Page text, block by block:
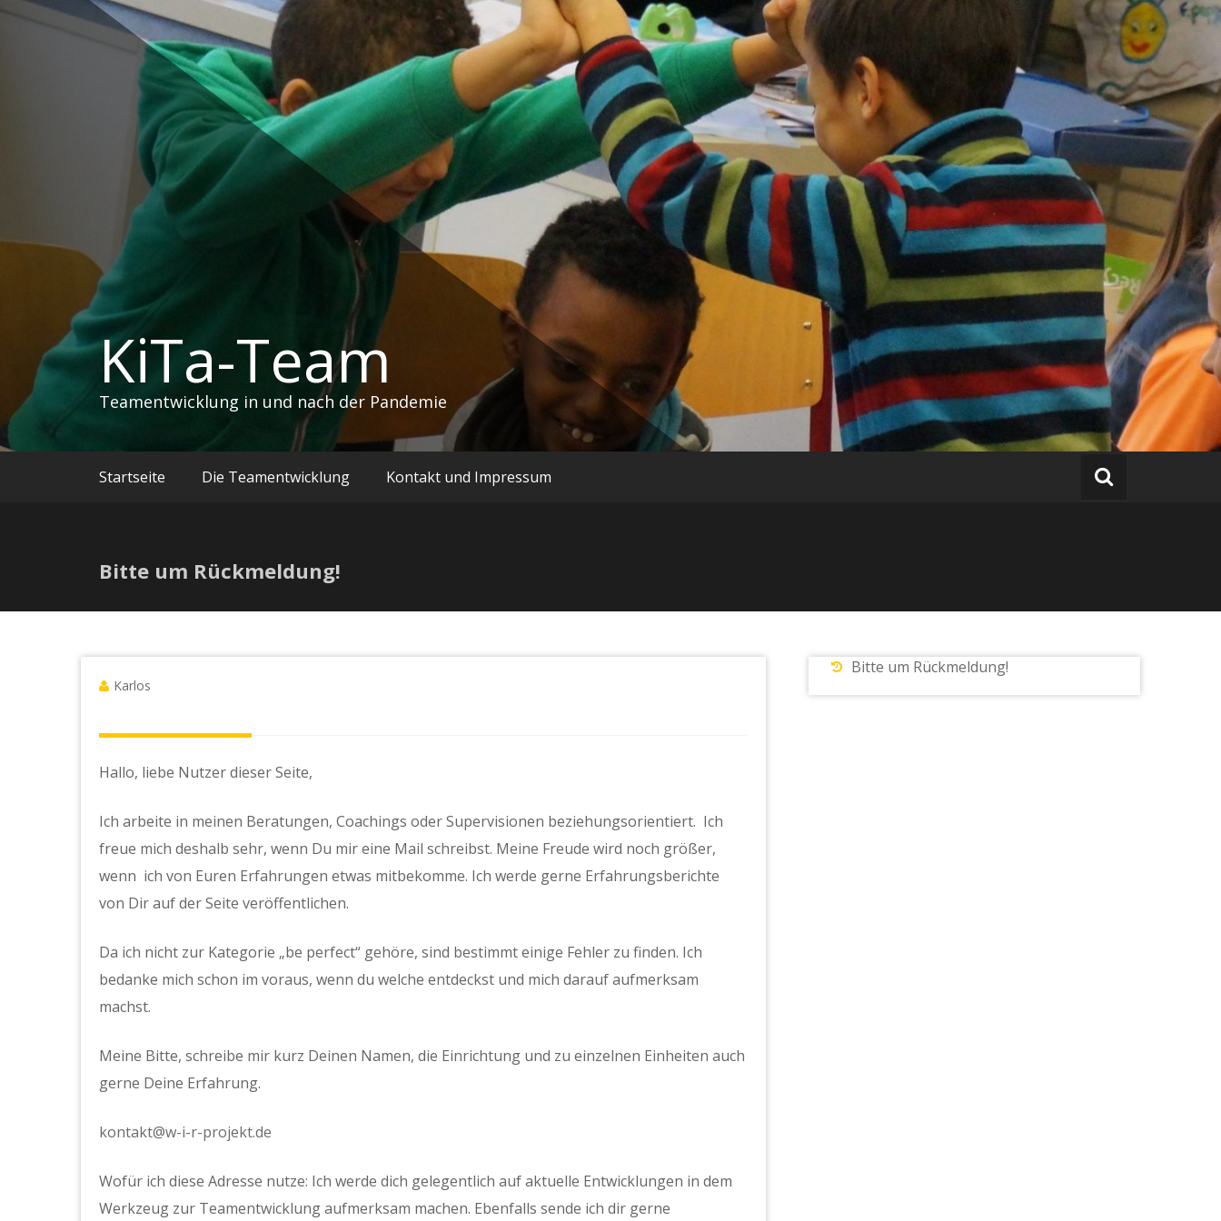
KiTa-Team
Teamentwicklung in und nach der Pandemie
Startseite Die Teamentwicklung Kontakt und Impressum
Bitte um Rückmeldung!
Karlos
Hallo, liebe Nutzer dieser Seite,
Ich arbeite in meinen Beratungen, Coachings oder Supervisionen beziehungsorientiert. Ich
freue mich deshalb sehr, wenn Du mir eine Mail schreibst. Meine Freude wird noch größer,
wenn ich von Euren Erfahrungen etwas mitbekomme. Ich werde gerne Erfahrungsberichte
von Dir auf der Seite veröffentlichen.
Da ich nicht zur Kategorie „be perfect“ gehöre, sind bestimmt einige Fehler zu finden. Ich
bedanke mich schon im voraus, wenn du welche entdeckst und mich darauf aufmerksam
machst.
Meine Bitte, schreibe mir kurz Deinen Namen, die Einrichtung und zu einzelnen Einheiten auch
gerne Deine Erfahrung.
kontakt@w-i-r-projekt.de
Wofür ich diese Adresse nutze: Ich werde dich gelegentlich auf aktuelle Entwicklungen in dem
Werkzeug zur Teamentwicklung aufmerksam machen. Ebenfalls sende ich dir gerne
Bitte um Rückmeldung!